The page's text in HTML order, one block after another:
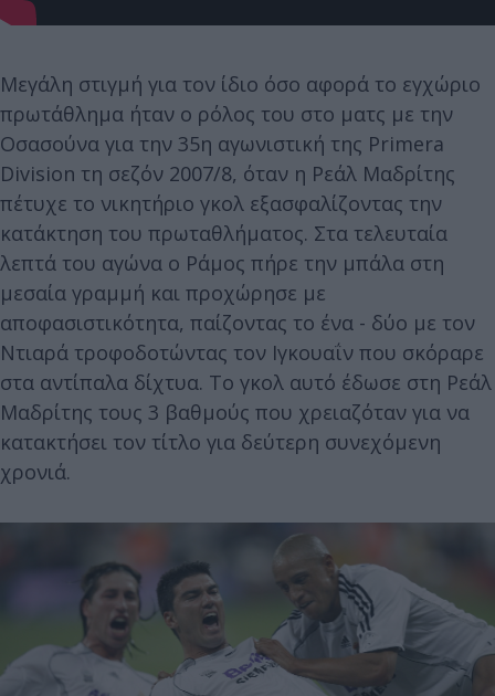
Μεγάλη στιγμή για τον ίδιο όσο αφορά το εγχώριο
πρωτάθλημα ήταν ο ρόλος του στο ματς με την
Οσασούνα για την 35η αγωνιστική της Primera
Division τη σεζόν 2007/8, όταν η Ρεάλ Μαδρίτης
πέτυχε το νικητήριο γκολ εξασφαλίζοντας την
κατάκτηση του πρωταθλήματος. Στα τελευταία
λεπτά του αγώνα ο Ράμος πήρε την μπάλα στη
μεσαία γραμμή και προχώρησε με
αποφασιστικότητα, παίζοντας το ένα - δύο με τον
Ντιαρά τροφοδοτώντας τον Ιγκουαΐν που σκόραρε
στα αντίπαλα δίχτυα. Το γκολ αυτό έδωσε στη Ρεάλ
Μαδρίτης τους 3 βαθμούς που χρειαζόταν για να
κατακτήσει τον τίτλο για δεύτερη συνεχόμενη
χρονιά.